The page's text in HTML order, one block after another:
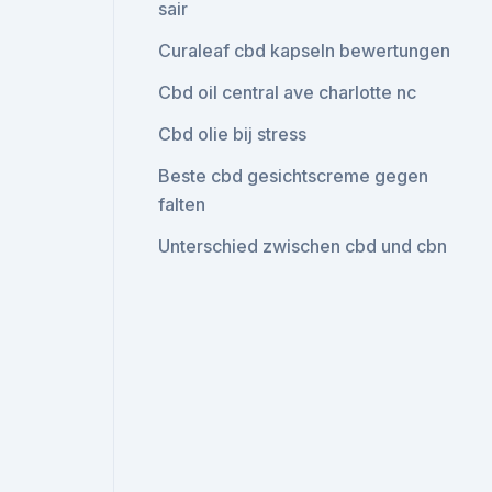
sair
Curaleaf cbd kapseln bewertungen
Cbd oil central ave charlotte nc
Cbd olie bij stress
Beste cbd gesichtscreme gegen
falten
Unterschied zwischen cbd und cbn